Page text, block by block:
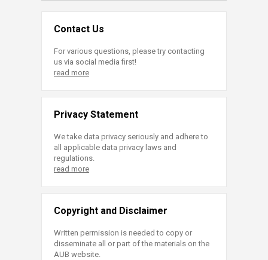
Contact Us
For various questions, please try contacting
us via social media first!
read more
Privacy Statement
We take data privacy seriously and adhere to
all applicable data privacy laws and
regulations.
read more
Copyright and Disclaimer
Written permission is needed to copy or
disseminate all or part of the materials on the
AUB website.